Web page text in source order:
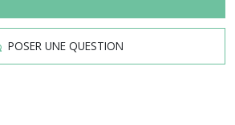
POSER UNE QUESTION